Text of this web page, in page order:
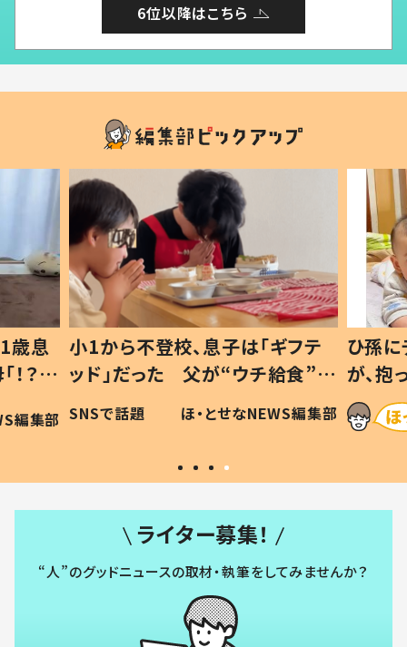
6位以降はこちら
歳息
？」
編集部
小1から不登校、息子は「ギフテ
ッド」だった 父が“ウチ給食”を
作り続ける理由とは #令和の親
#令和の子
SNSで話題 ほ・とせなNEWS編集部
ひ孫
が、
「涙が
い」
ライター募集！
“人”のグッドニュースの取材・執筆をしてみませんか？